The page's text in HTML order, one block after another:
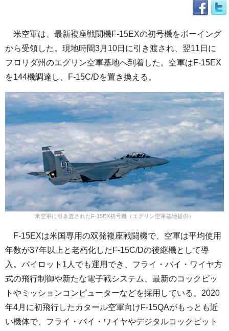
米空軍は、最新複座戦闘機F-15EXの初号機をボーイング
から受領した。現地時間3月10日に引き渡され、翌11日に
フロリダ州のエグリン空軍基地へ到着した。空軍はF-15EX
を144機調達し、F-15C/Dを置き換える。
米空軍に引き渡されたF-15EX初号機（エグリン空軍基地提供）
F-15EXは米国専用の双発複座戦闘機で、空軍は平均使用
年数が37年以上と老朽化したF-15C/Dの後継機として導
入。パイロット1人でも運用でき、フライ・バイ・ワイヤ方
式の飛行制御や新たな電子戦システム、最新のコックピッ
トやミッションコンピューターなどを採用している。2020
年4月に初飛行したカタール空軍向けF-15QAがもっとも近
い機体で、フライ・バイ・ワイヤやデジタルコックピット